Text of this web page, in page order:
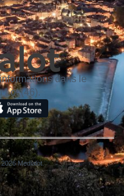
dans le
Lot (46).
Medialot.